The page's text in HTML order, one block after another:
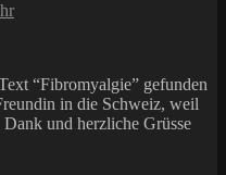
“Fibromyalgie” gefunden
in die Schweiz, weil
und herzliche Grüsse